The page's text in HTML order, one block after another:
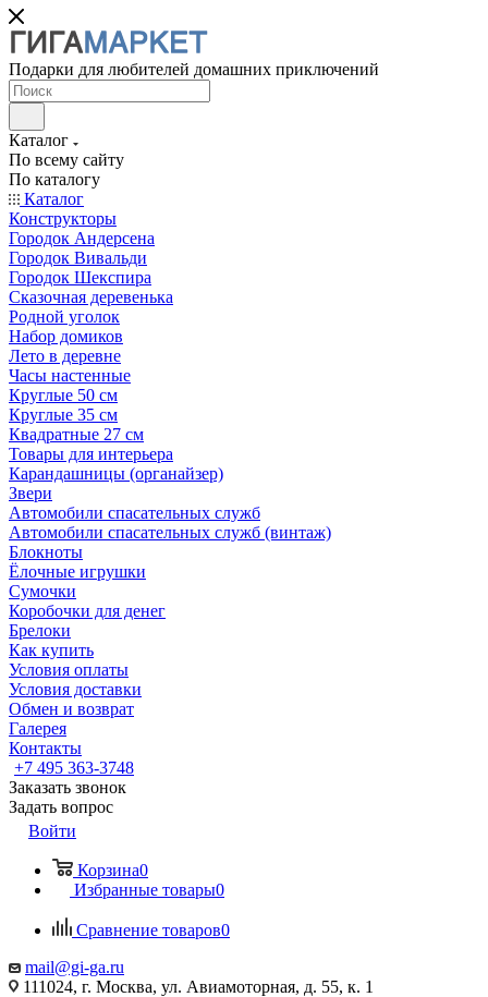
Подарки для любителей домашних приключений
Каталог
По всему сайту
По каталогу
Каталог
Конструкторы
Городок Андерсена
Городок Вивальди
Городок Шекспира
Сказочная деревенька
Родной уголок
Набор домиков
Лето в деревне
Часы настенные
Круглые 50 см
Круглые 35 см
Квадратные 27 см
Товары для интерьера
Карандашницы (органайзер)
Звери
Автомобили спасательных служб
Автомобили спасательных служб (винтаж)
Блокноты
Ёлочные игрушки
Сумочки
Коробочки для денег
Брелоки
Как купить
Условия оплаты
Условия доставки
Обмен и возврат
Галерея
Контакты
+7 495 363-3748
Заказать звонок
Задать вопрос
Войти
Корзина0
Избранные товары0
Сравнение товаров0
mail@gi-ga.ru
111024, г. Москва, ул. Авиамоторная, д. 55, к. 1